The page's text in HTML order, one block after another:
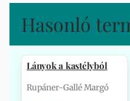
Hasonló
Lányok a kastélyból
Rupáner-Gallé Margó